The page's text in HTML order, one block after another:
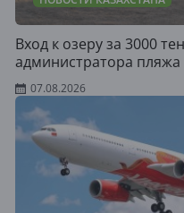
Вход к озеру за 3000
администратора пляжа
07.08.2026